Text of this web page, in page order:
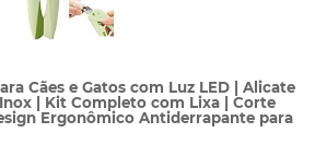
Cães e Gatos com Luz LED | Alicate
| Kit Completo com Lixa | Corte
Ergonômico Antiderrapante para